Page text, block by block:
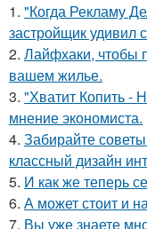
1. "Когда Рекламу
застройщик удивил
2. Лайфхаки, чтобы
вашем жилье.
3. "Хватит Копить -
мнение экономиста.
4. Забирайте
классный дизайн
5. И как же теперь
6. А может стоит и
7. Вы уже знаете